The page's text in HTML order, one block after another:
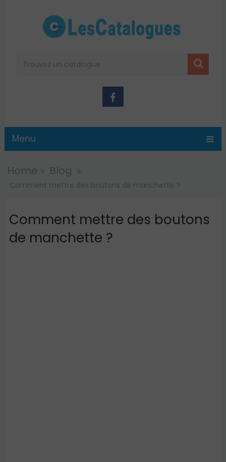
Menu
Home Blog
Comment mettre des boutons de manchette ?
Comment mettre des boutons
de manchette ?